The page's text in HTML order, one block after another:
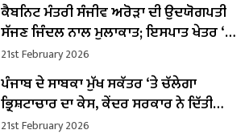
ਕੈਬਨਿਟ ਮੰਤਰੀ ਸੰਜੀਵ ਅਰੋੜਾ ਦੀ ਉਦਯੋਗਪਤੀ
ਸੱਜਣ ਜਿੰਦਲ ਨਾਲ ਮੁਲਾਕਾਤ; ਇਸਪਾਤ ਖੇਤਰ ‘ਚ
₹1,500 ਕਰੋੜ ਨਿਵੇਸ਼ ਦਾ ਐਲਾਨ
21st February 2026
ਪੰਜਾਬ ਦੇ ਸਾਬਕਾ ਮੁੱਖ ਸਕੱਤਰ ‘ਤੇ ਚੱਲੇਗਾ
ਭ੍ਰਿਸ਼ਟਾਚਾਰ ਦਾ ਕੇਸ, ਕੇਂਦਰ ਸਰਕਾਰ ਨੇ ਦਿੱਤੀ
ਪ੍ਰਵਾਨਗੀ
21st February 2026